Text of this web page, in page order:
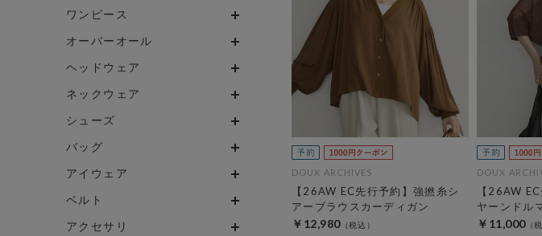
ワンピース
オーバーオール
ヘッドウェア
ネックウェア
シューズ
バッグ
アイウェア
ベルト
アクセサリ
DOUX ARCHIVES
【26AW EC先行予約】強撚糸シ
アーブラウスカーディガン
￥12,980
DOUX
【26AW
ヤーンドル
￥11,000